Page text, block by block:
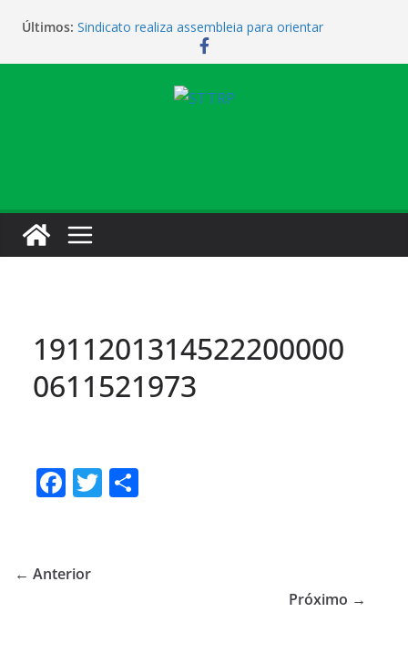
Últimos: Sindicato realiza assembleia para orientar
cobradores sobre novas possibilidades de
qualificação e recolocação profissional
Sindicato promove encontro para orientar
cobradores sobre qualificação e recolocação
1911201314522200000
0611521973
F
b
T
← Anterior
Próximo →